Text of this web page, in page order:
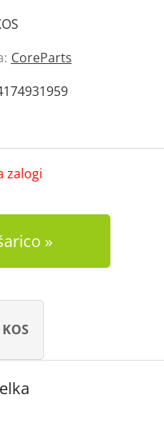
CoreParts
zalogi
KOS